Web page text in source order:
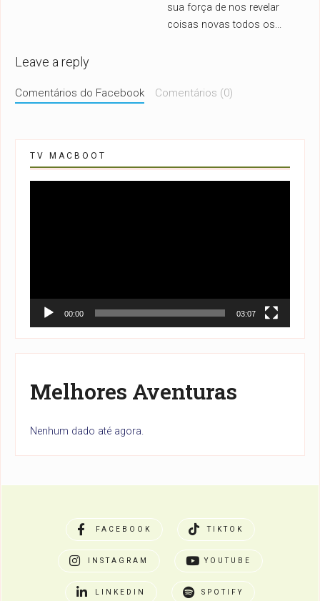
sua força de nos revelar
coisas novas todos os...
Leave a reply
Comentários do Facebook Comentários (0)
TV MACBOOT
00:00 03:07
Melhores Aventuras
Nenhum dado até agora.
FACEBOOK TIKTOK
INSTAGRAM YOUTUBE
LINKEDIN SPOTIFY